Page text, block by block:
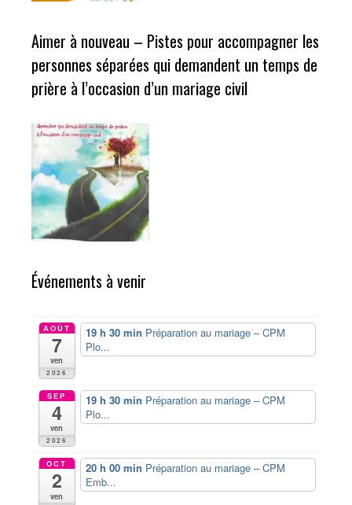
Aimer à nouveau – Pistes pour accompagner les
personnes séparées qui demandent un temps de
prière à l’occasion d’un mariage civil
Événements à venir
AOÛT
7
ven
2026
19 h 30 min Préparation au mariage – CPM
Plo...
SEP
4
ven
2026
19 h 30 min Préparation au mariage – CPM
Plo...
OCT
2
ven
20 h 00 min Préparation au mariage – CPM
Emb...